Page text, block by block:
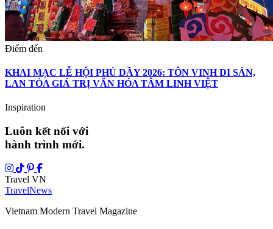
Điểm đến
KHAI MẠC LỄ HỘI PHỦ DẦY 2026: TÔN VINH DI SẢN,
LAN TỎA GIÁ TRỊ VĂN HÓA TÂM LINH VIỆT
Inspiration
Luôn kết nối với
hành trình mới.
Travel VN
TravelNews
Vietnam Modern Travel Magazine